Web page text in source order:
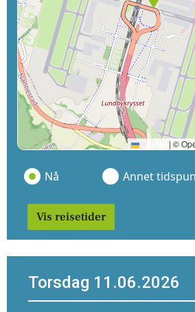
Leaflet | ©
Nå Annet
Vis reisetider
Torsdag 11.06.2026